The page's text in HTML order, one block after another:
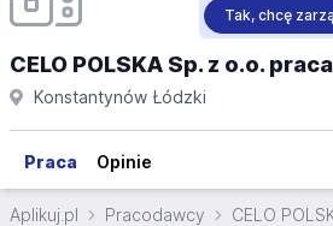
Tak, chcę
CELO POLSKA Sp. z o.o. praca
Konstantynów Łódzki
Praca Opinie
Aplikuj.pl Pracodawcy CELO